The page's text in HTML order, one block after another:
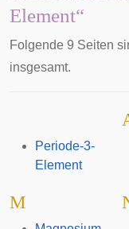
Element“
Folgende 9 Seiten
insgesamt.
Periode-3-
Element
M